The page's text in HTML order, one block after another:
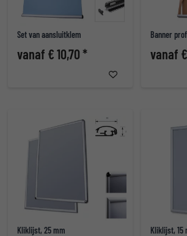
Set van aansluitklem
vanaf € 10,70 *
Banner
vanaf
Kliklijst, 25 mm Kliklijst, 15